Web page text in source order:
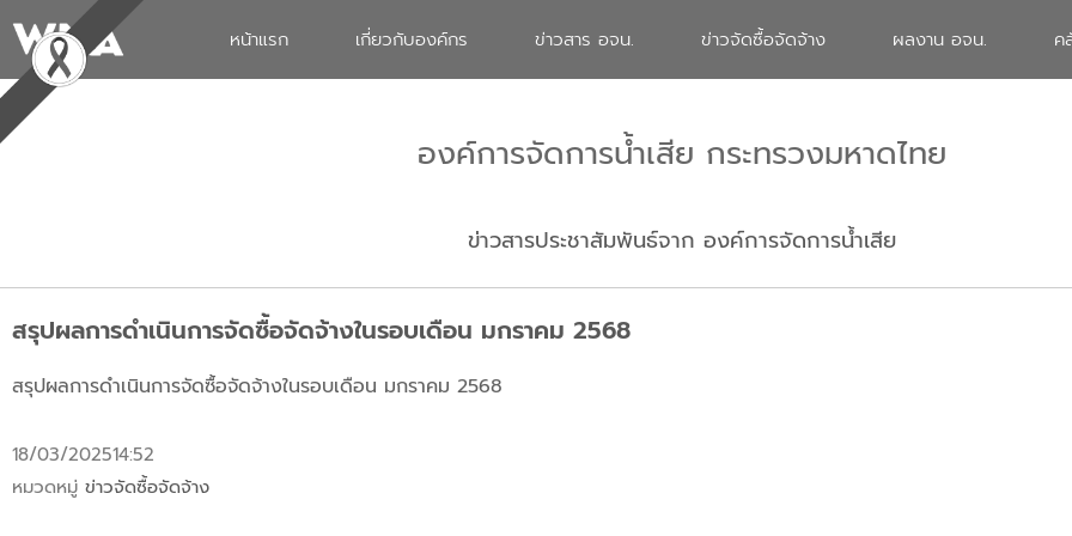
หน้าแรก เกี่ยวกับองค์กร ข่าวสาร อจน. ข่าวจัดซื้อจัดจ้าง ผลงาน อจน. ค
องค์การจัดการน้ำเสีย กระทรวงมหาดไทย
ข่าวสารประชาสัมพันธ์จาก องค์การจัดการน้ำเสีย
สรุปผลการดำเนินการจัดซื้อจัดจ้างในรอบเดือน มกราคม 2568
สรุปผลการดำเนินการจัดซื้อจัดจ้างในรอบเดือน มกราคม 2568
18/03/202514:52
หมวดหมู่ ข่าวจัดซื้อจัดจ้าง